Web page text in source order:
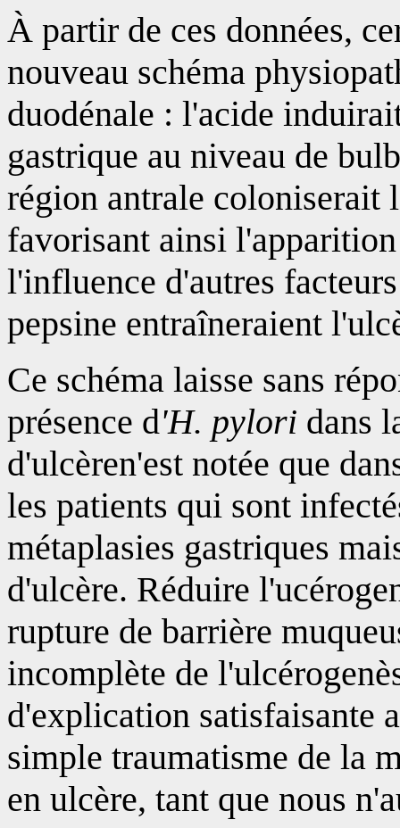
À partir de ces données,
nouveau schéma
duodénale : l'acide
gastrique au niveau de
région antrale coloniserait
favorisant ainsi
l'influence d'autres
pepsine entraîneraient
Ce schéma laisse sans
présence d'H. pylori dans
d'ulcèren'est notée que
les patients qui sont
métaplasies gastriques
d'ulcère. Réduire
rupture de barrière
incomplète de
d'explication satisfaisante
simple traumatisme de la
en ulcère, tant que nous